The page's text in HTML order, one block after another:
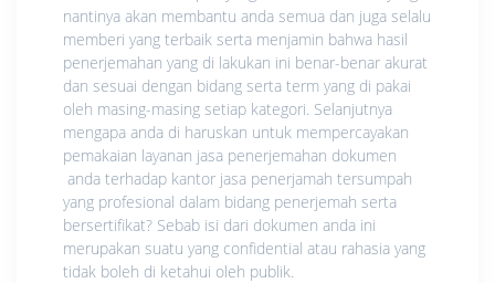
nantinya akan membantu anda semua dan juga selalu
memberi yang terbaik serta menjamin bahwa hasil
penerjemahan yang di lakukan ini benar-benar akurat
dan sesuai dengan bidang serta term yang di pakai
oleh masing-masing setiap kategori. Selanjutnya
mengapa anda di haruskan untuk mempercayakan
pemakaian layanan jasa penerjemahan dokumen
anda terhadap kantor jasa penerjamah tersumpah
yang profesional dalam bidang penerjemah serta
bersertifikat? Sebab isi dari dokumen anda ini
merupakan suatu yang confidential atau rahasia yang
tidak boleh di ketahui oleh publik.